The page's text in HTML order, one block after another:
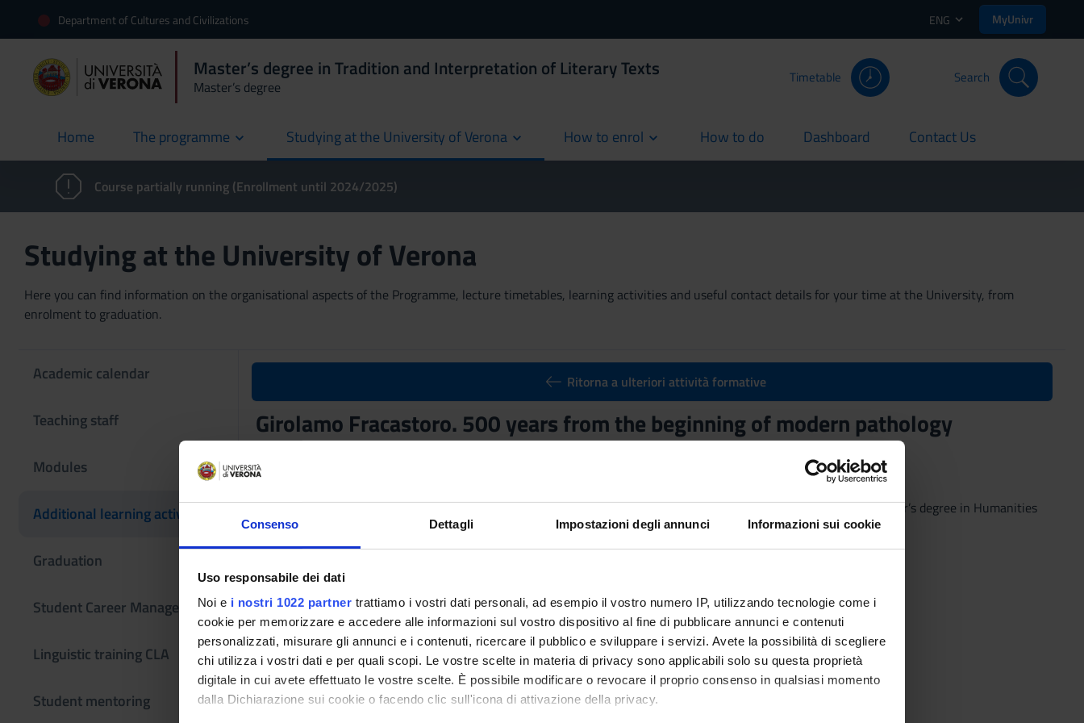
Consenso Dettagli Impostazioni degli annunci Informazioni sui cookie
Uso responsabile dei dati
Noi e i nostri 1022 partner trattiamo i vostri dati personali, ad esempio il vostro numero IP, utilizzando tecnologie come i
cookie per memorizzare e accedere alle informazioni sul vostro dispositivo al fine di pubblicare annunci e contenuti
personalizzati, misurare gli annunci e i contenuti, ricercare il pubblico e sviluppare i servizi. Avete la possibilità di scegliere
chi utilizza i vostri dati e per quali scopi. Le vostre scelte in materia di privacy sono applicabili solo su questa proprietà
digitale in cui avete effettuato le vostre scelte. È possibile modificare o revocare il proprio consenso in qualsiasi momento
dalla Dichiarazione sui cookie o facendo clic sull'icona di attivazione della privacy.
Department of Cultures and Civilizations ENG MyUnivr
Master’s degree in Tradition and Interpretation of Literary Texts
Master’s degree
Timetable Search
Home
current The programme Studying at the University of Verona How to enrol How to do
current Dashboard
current Contact Us
current
Course partially running (Enrollment until 2024/2025)
Studying at the University of Verona
Here you can find information on the organisational aspects of the Programme, lecture timetables, learning activities and useful contact details for your time at the University, from
enrolment to graduation.
Academic calendar
Teaching staff
Modules
Additional learning activities
Graduation
Student Career Management
Linguistic training CLA
Student mentoring
Ritorna a ulteriori attività formative
Girolamo Fracastoro. 500 years from the beginning of modern pathology
4S010461
The course is given byGirolamo Fracastoro. 500 years from the beginning of modern pathology(2021/2022) - Bachelor’s degree in Humanities